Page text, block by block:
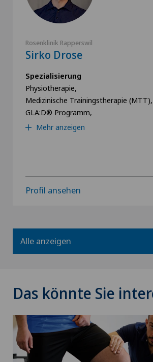
Rosenklinik Rapperswil
Sirko Drose
Spezialisierung
Physiotherapie,
Medizinische Trainingstherapie (MTT),
GLA:D® Programm,
Mehr anzeigen
Profil ansehen
Alle anzeigen
Das könnte Sie